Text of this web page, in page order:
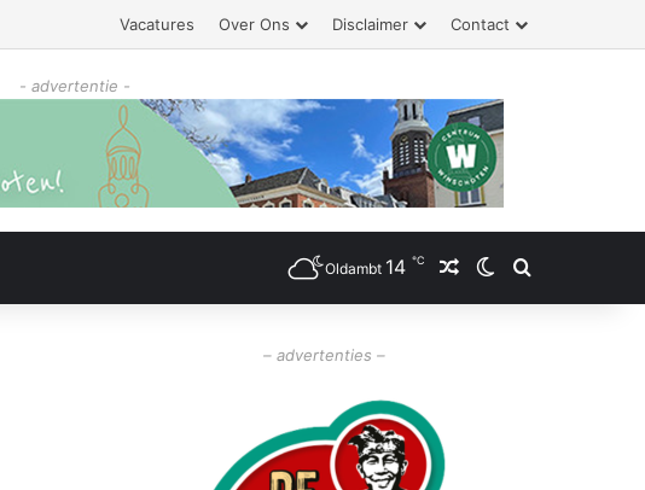
Vacatures Over Ons Disclaimer Contact
- advertentie -
Oldambt 14 ℃ Willekeurig artikel
Switch skin
Zoeken
– advertenties –